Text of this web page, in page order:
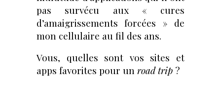
pas survécu aux « cures
d’amaigrissements forcées » de
mon cellulaire au fil des ans.
Vous, quelles sont vos sites et
apps favorites pour un road trip ?